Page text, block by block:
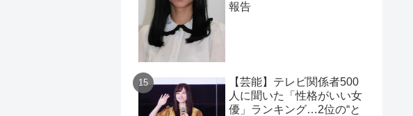
報告
【芸能】テレビ関係者500
人に聞いた「性格がいい女
優」ランキング…2位の“と